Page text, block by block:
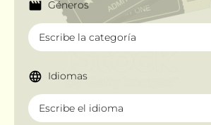
Géneros
Idiomas